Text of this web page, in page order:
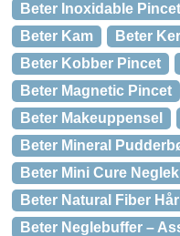
Beter Inoxidable Pincet
Beter Kam
Beter
Beter Kobber Pincet
Beter Magnetic Pincet
Beter Makeuppensel
Beter Mineral
Beter Mini Cure
Beter Natural Fiber
Beter Neglebuffer –